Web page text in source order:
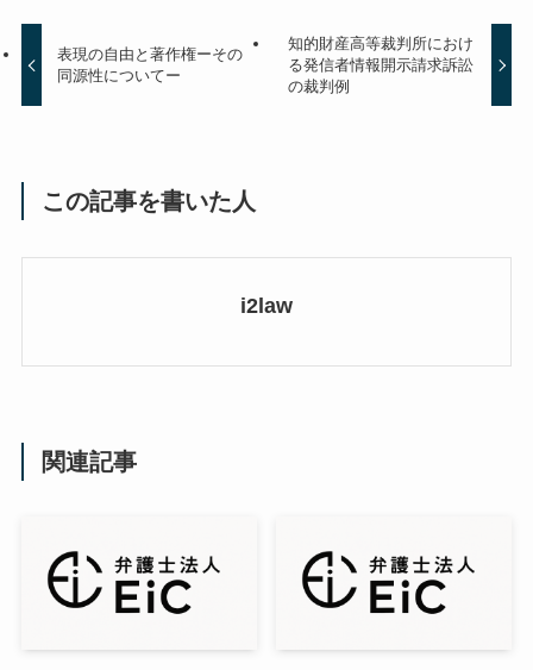
表現の自由と著作権ーその
同源性についてー
知的財産高等裁判所におけ
る発信者情報開示請求訴訟
の裁判例
この記事を書いた人
i2law
関連記事